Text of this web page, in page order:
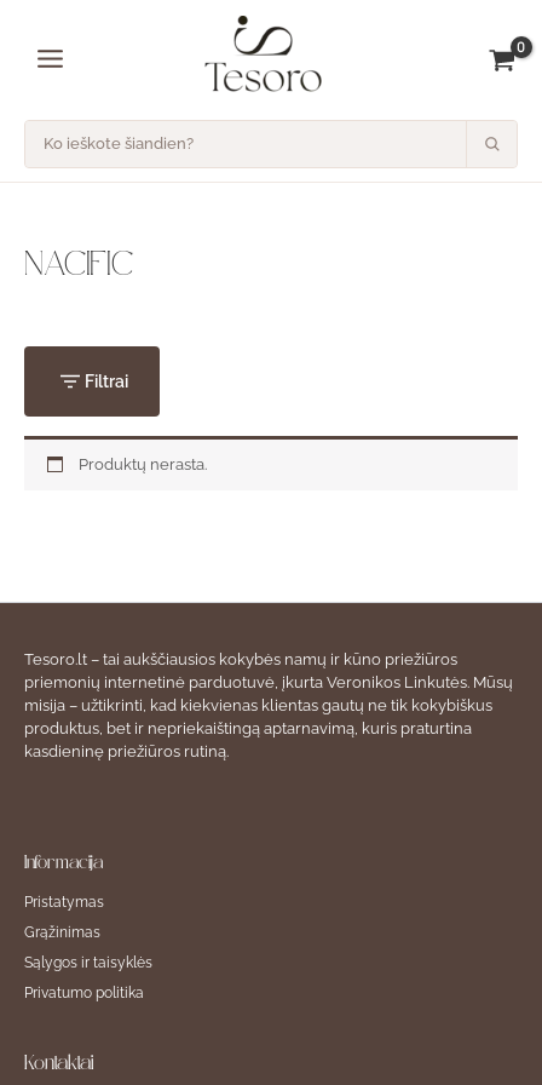
turinio
NACIFIC
Filtrai
Produktų nerasta.
Tesoro.lt – tai aukščiausios kokybės namų ir kūno priežiūros
priemonių internetinė parduotuvė, įkurta Veronikos Linkutės. Mūsų
misija – užtikrinti, kad kiekvienas klientas gautų ne tik kokybiškus
produktus, bet ir nepriekaištingą aptarnavimą, kuris praturtina
kasdieninę priežiūros rutiną.
Informacija
Pristatymas
Grąžinimas
Sąlygos ir taisyklės
Privatumo politika
Kontaktai